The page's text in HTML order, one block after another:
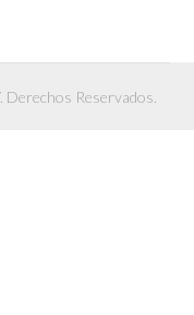
Reservados.